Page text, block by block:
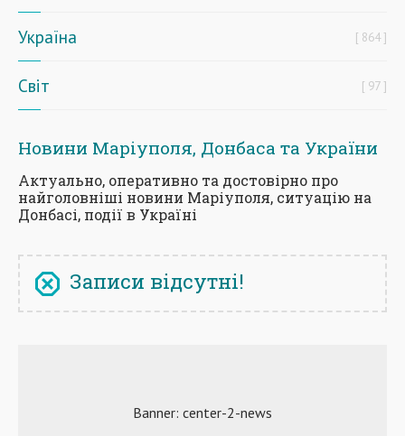
Україна 864
Світ 97
Новини Маріуполя, Донбаса та України
Актуально, оперативно та достовірно про
найголовніші новини Маріуполя, ситуацію на
Донбасі, події в Україні
Записи відсутні!